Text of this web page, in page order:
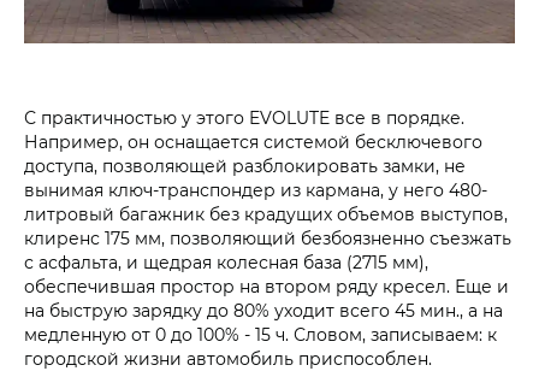
С практичностью у этого EVOLUTE все в порядке.
Например, он оснащается системой бесключевого
доступа, позволяющей разблокировать замки, не
вынимая ключ-транспондер из кармана, у него 480-
литровый багажник без крадущих объемов выступов,
клиренс 175 мм, позволяющий безбоязненно съезжать
с асфальта, и щедрая колесная база (2715 мм),
обеспечившая простор на втором ряду кресел. Еще и
на быструю зарядку до 80% уходит всего 45 мин., а на
медленную от 0 до 100% - 15 ч. Словом, записываем: к
городской жизни автомобиль приспособлен.